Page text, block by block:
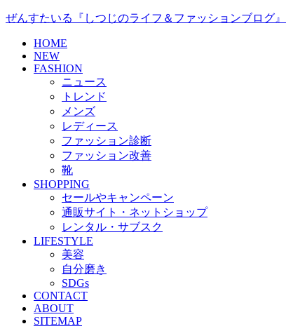
ぜんすたいる『しつじのライフ＆ファッションブログ』
HOME
NEW
FASHION
ニュース
トレンド
メンズ
レディース
ファッション診断
ファッション改善
靴
SHOPPING
セールやキャンペーン
通販サイト・ネットショップ
レンタル・サブスク
LIFESTYLE
美容
自分磨き
SDGs
CONTACT
ABOUT
SITEMAP